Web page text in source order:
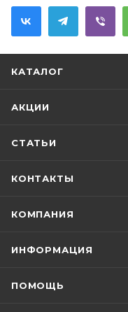
КАТАЛОГ
АКЦИИ
СТАТЬИ
КОНТАКТЫ
КОМПАНИЯ
ИНФОРМАЦИЯ
ПОМОЩЬ